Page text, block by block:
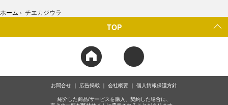
ホーム › チエカジウラ
TOP
お問合せ 広告掲載 会社概要 個人情報保護方針
紹介した商品/サービスを購入、契約した場合に、